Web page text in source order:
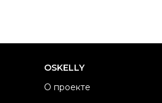
OSKELLY
О проекте